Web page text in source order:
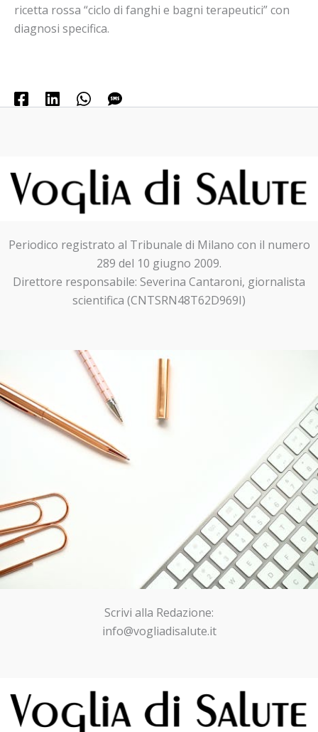
ricetta rossa “ciclo di fanghi e bagni terapeutici” con
diagnosi specifica.
Periodico registrato al Tribunale di Milano con il numero
289 del 10 giugno 2009.
Direttore responsabile: Severina Cantaroni, giornalista
scientifica (CNTSRN48T62D969I)
Scrivi alla Redazione:
info@vogliadisalute.it